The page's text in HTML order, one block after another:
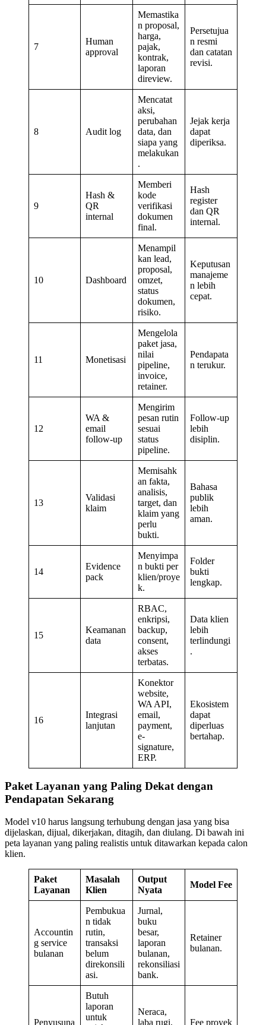
7
Human
approval
Memastika
n proposal,
harga,
pajak,
kontrak,
laporan
direview.
Persetujua
n resmi
dan catatan
revisi.
8 Audit log
Mencatat
aksi,
perubahan
data, dan
siapa yang
melakukan
.
Jejak kerja
dapat
diperiksa.
9
Hash &
QR
internal
Memberi
kode
verifikasi
dokumen
final.
Hash
register
dan QR
internal.
10 Dashboard
Menampil
kan lead,
proposal,
omzet,
status
dokumen,
risiko.
Keputusan
manajeme
n lebih
cepat.
11 Monetisasi
Mengelola
paket jasa,
nilai
pipeline,
invoice,
retainer.
Pendapata
n terukur.
12
WA &
email
follow-up
Mengirim
pesan rutin
sesuai
status
pipeline.
Follow-up
lebih
disiplin.
13
Validasi
klaim
Memisahk
an fakta,
analisis,
target, dan
klaim yang
perlu
bukti.
Bahasa
publik
lebih
aman.
14
Evidence
pack
Menyimpa
n bukti per
klien/proye
k.
Folder
bukti
lengkap.
15
Keamanan
data
RBAC,
enkripsi,
backup,
consent,
akses
terbatas.
Data klien
lebih
terlindungi
.
16
Integrasi
lanjutan
Konektor
website,
WA API,
email,
payment,
e-
signature,
ERP.
Ekosistem
dapat
diperluas
bertahap.
Paket Layanan yang Paling Dekat dengan
Pendapatan Sekarang
Model v10 harus langsung terhubung dengan jasa yang bisa
dijelaskan, dijual, dikerjakan, ditagih, dan diulang. Di bawah ini
peta layanan yang paling realistis untuk ditawarkan kepada calon
klien.
Paket
Layanan
Masalah
Klien
Output
Nyata
Model Fee
Accountin
g service
bulanan
Pembukua
n tidak
rutin,
transaksi
belum
direkonsili
asi.
Jurnal,
buku
besar,
laporan
bulanan,
rekonsiliasi
bank.
Retainer
bulanan.
Penyusuna
Butuh
laporan
untuk
Neraca,
laba rugi,
Fee proyek